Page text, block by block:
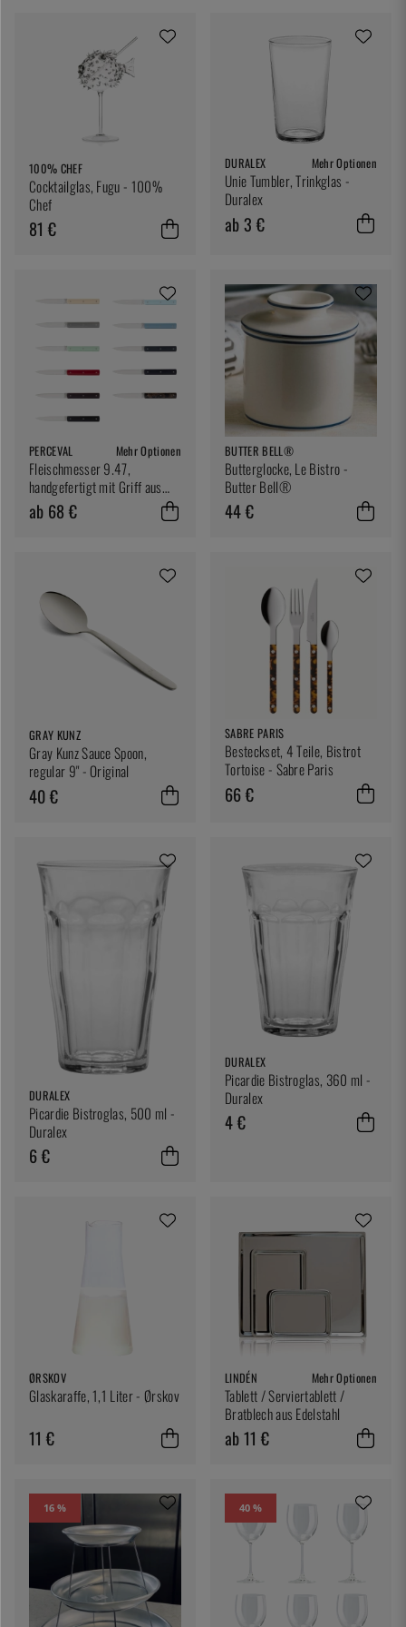
100% CHEF
Cocktailglas, Fugu - 100%
Chef
81 €
DURALEX Mehr Optionen
Unie Tumbler, Trinkglas -
Duralex
ab 3 €
PERCEVAL Mehr Optionen
Fleischmesser 9.47,
handgefertigt mit Griff aus
POM - Perceval
ab 68 €
BUTTER BELL®
Butterglocke, Le Bistro -
Butter Bell®
44 €
GRAY KUNZ
Gray Kunz Sauce Spoon,
regular 9" - Original
40 €
SABRE PARIS
Besteckset, 4 Teile, Bistrot
Tortoise - Sabre Paris
66 €
DURALEX
Picardie Bistroglas, 500 ml -
Duralex
6 €
DURALEX
Picardie Bistroglas, 360 ml -
Duralex
4 €
ØRSKOV
Glaskaraffe, 1,1 Liter - Ørskov
11 €
LINDÉN Mehr Optionen
Tablett / Serviertablett /
Bratblech aus Edelstahl
ab 11 €
16 % 40 %